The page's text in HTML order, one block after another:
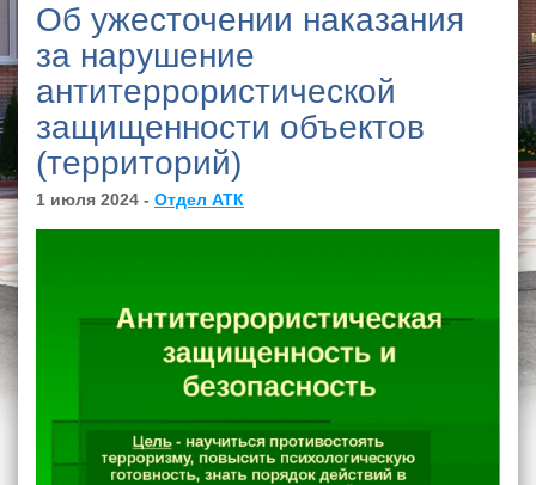
Об ужесточении наказания
за нарушение
антитеррористической
защищенности объектов
(территорий)
1 июля 2024 - Отдел АТК